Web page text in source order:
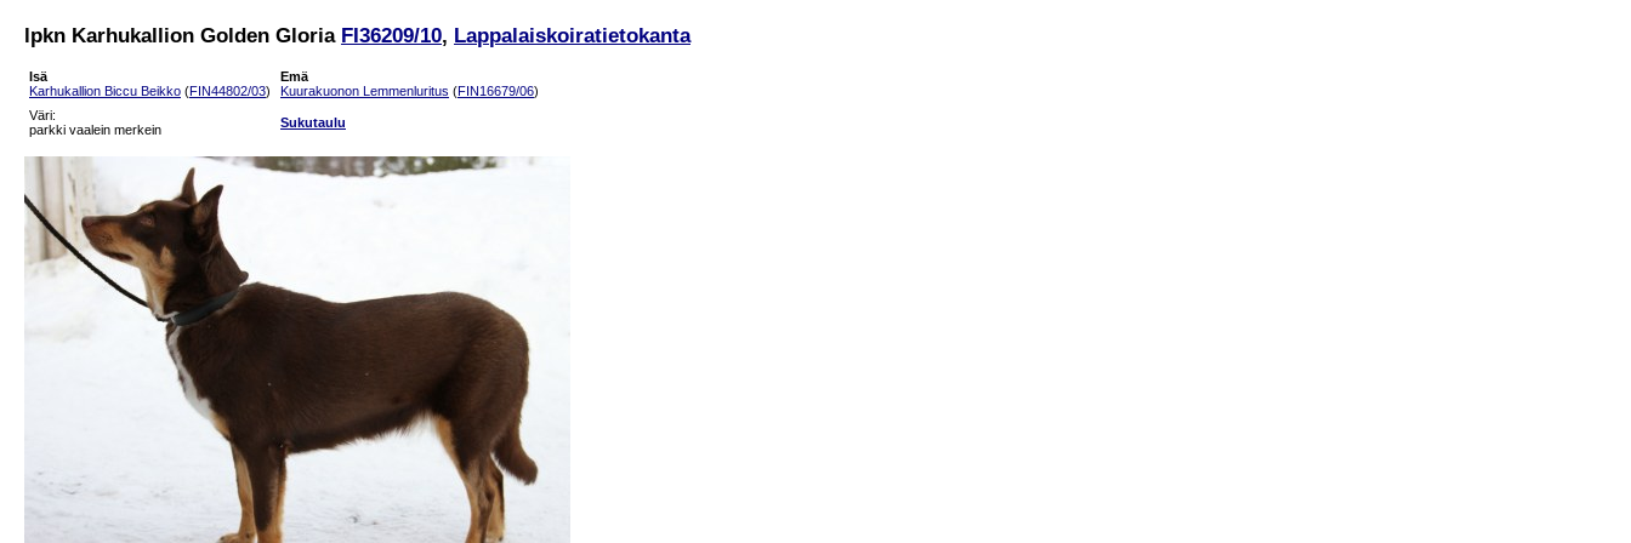
lpkn Karhukallion Golden Gloria FI36209/10, Lappalaiskoiratietokanta
Isä
Karhukallion Biccu Beikko (FIN44802/03)
Emä
Kuurakuonon Lemmenluritus (FIN16679/06)
Väri:
parkki vaalein merkein
Sukutaulu